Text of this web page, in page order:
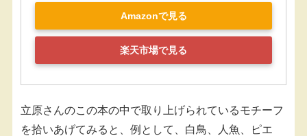
Amazonで見る
楽天市場で見る
立原さんのこの本の中で取り上げられているモチーフ
を拾いあげてみると、例として、白鳥、人魚、ピエ